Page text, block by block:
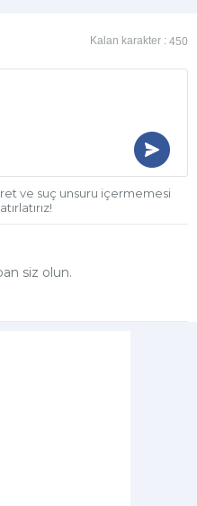
Kalan karakter : 450
ve suç unsuru içermemesi
siz olun.